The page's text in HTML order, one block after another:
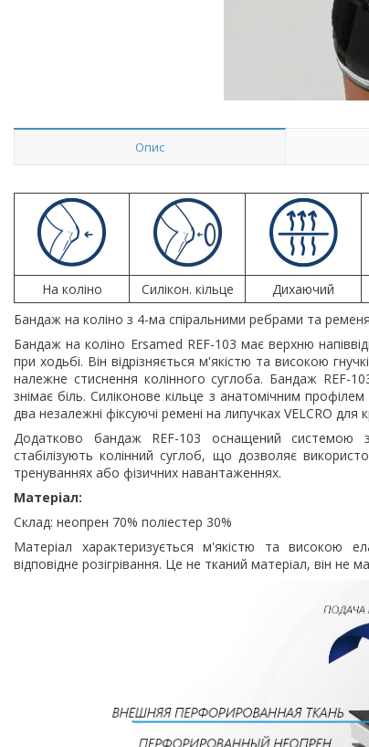
Опис
На коліно Силікон. кільце Дихаючий
Бандаж на коліно з 4-ма спіральними ребрами та
Бандаж на коліно Ersamed REF-103 має верхню
при ходьбі. Він відрізняється м'якістю та високою
належне стиснення колінного суглоба. Бандаж REF-
знімає біль. Силіконове кільце з анатомічним
два незалежні фіксуючі ремені на липучках VELCRO для
Додатково бандаж REF-103 оснащений системою з
стабілізують колінний суглоб, що дозволяє
тренуваннях або фізичних навантаженнях.
Матеріал:
Склад: неопрен 70% поліестер 30%
Матеріал характеризується м'якістю та високою
відповідне розігрівання. Це не тканий матеріал, він